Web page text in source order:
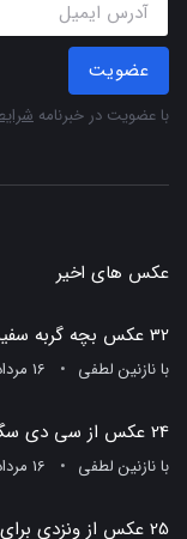
عضویت
با عضویت در خبرنامه
عکس های اخیر
32 عکس بچه گربه سفید طلایی که قلبتان را میبرد
بانازنین لطفی 16 مرداد 1405
24 عکس از سی دی سگ های نگهبان و بهترین لحظات شیرین آن‌ها
بانازنین لطفی 16 مرداد 1405
25 عکس از ونزدی برای نقاشی ساده و شگفت‌انگیز